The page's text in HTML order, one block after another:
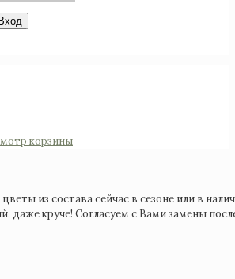
корзины
из состава сейчас в сезоне или в
даже круче! Согласуем с Вами замены